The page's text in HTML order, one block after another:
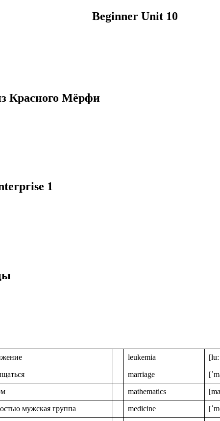
Beginner Unit 10
Красного Мёрфи
1
leukemia
marriage
mathematics
мужская группа medicine